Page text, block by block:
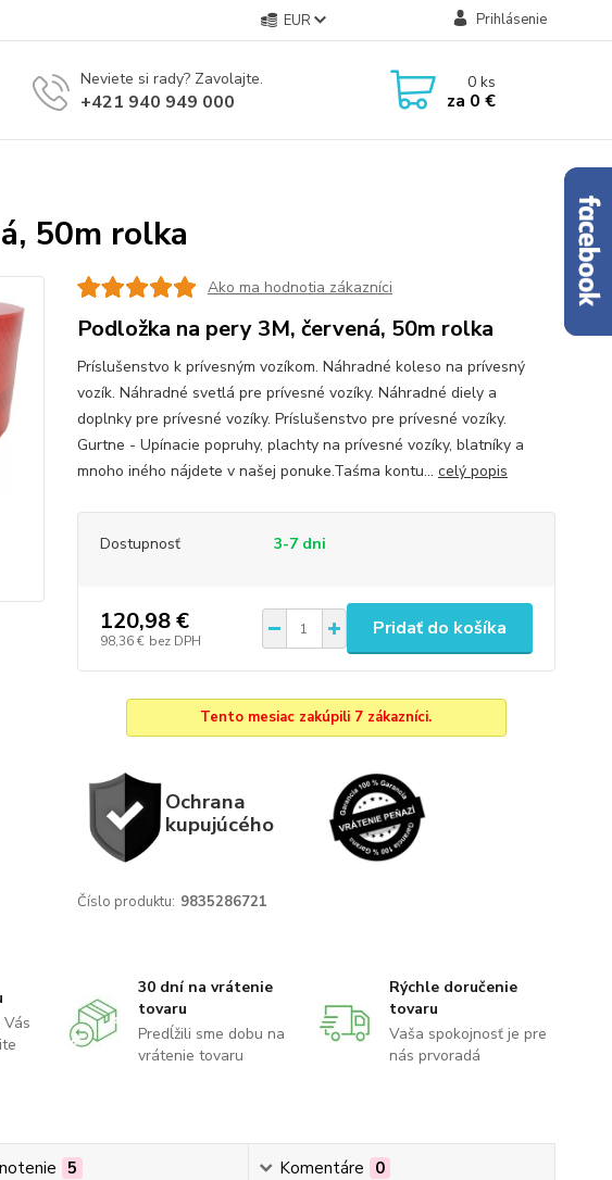
EUR Prihlásenie
Neviete si rady? Zavolajte.
+421 940 949 000
0ks
za 0 €
50m rolka
Ako ma hodnotia zákazníci
Podložka na pery 3M, červená, 50m rolka
Príslušenstvo k prívesným vozíkom. Náhradné koleso na prívesný
vozík. Náhradné svetlá pre prívesné vozíky. Náhradné diely a
doplnky pre prívesné vozíky. Príslušenstvo pre prívesné vozíky.
Gurtne - Upínacie popruhy, plachty na prívesné vozíky, blatníky a
mnoho iného nájdete v našej ponuke.Taśma kontu... celý popis
Dostupnosť 3-7 dni
120,98 €
98,36 € bez DPH
Pridať do košíka
Tento mesiac zakúpili 7 zákazníci.
Ochrana
kupujúcého
Číslo produktu: 9835286721
Vás
30 dní na vrátenie
tovaru
Predĺžili sme dobu na
vrátenie tovaru
Rýchle doručenie
tovaru
Vaša spokojnosť je pre
nás prvoradá
5 Komentáre 0